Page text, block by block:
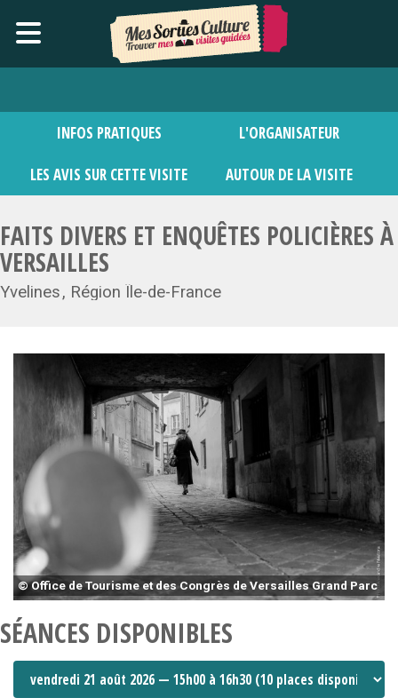
INFOS PRATIQUES L'ORGANISATEUR
LES AVIS SUR CETTE VISITE AUTOUR DE LA VISITE
FAITS DIVERS ET ENQUÊTES POLICIÈRES À
VERSAILLES
Yvelines Région Île-de-France
© Office de Tourisme et des Congrès de Versailles Grand Parc
SÉANCES DISPONIBLES